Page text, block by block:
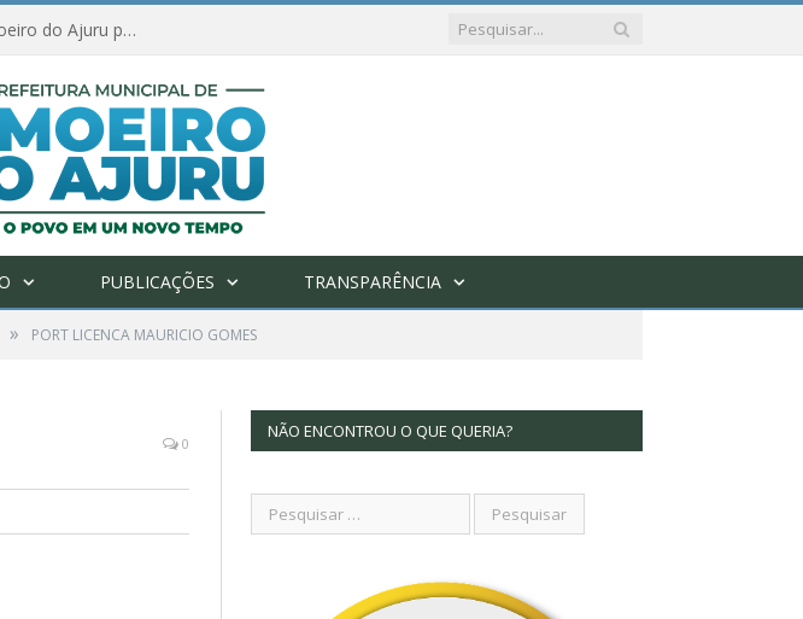
Amanhã começa nova etapa de vacinação em Limoeiro do Ajuru para idosos com 65 ou mais
PUBLICAÇÕES TRANSPARÊNCIA
» PORT LICENCA MAURICIO GOMES
0
NÃO ENCONTROU O QUE QUERIA?